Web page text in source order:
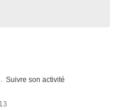
Suivre son activité